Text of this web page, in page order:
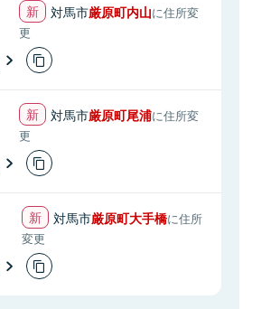
対馬市厳原町内山に住所変
更
対馬市厳原町尾浦に住所変
更
対馬市厳原町大手橋に住所
変更